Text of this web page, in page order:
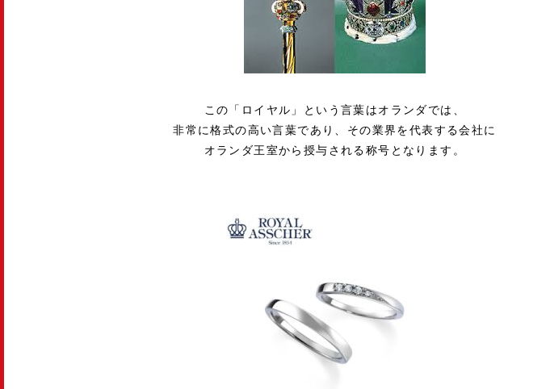
この「ロイヤル」という言葉はオランダでは、
非常に格式の高い言葉であり、その業界を代表する会社に
オランダ王室から授与される称号となります。